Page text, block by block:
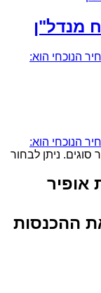
מנדל"ן
הנוכחי הוא:
הנוכחי הוא:
ניתן לבחור
אופיר
ההכנסות